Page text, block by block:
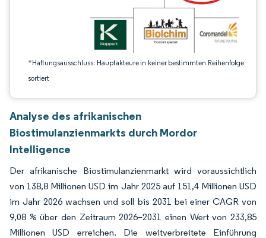
*Haftungsausschluss: Hauptakteure in keiner bestimmten Reihenfolge
sortiert
Analyse des afrikanischen
Biostimulanzienmarkts durch Mordor
Intelligence
Der afrikanische Biostimulanzienmarkt wird voraussichtlich
von 138,8 Millionen USD im Jahr 2025 auf 151,4 Millionen USD
im Jahr 2026 wachsen und soll bis 2031 bei einer CAGR von
9,08 % über den Zeitraum 2026–2031 einen Wert von 233,85
Millionen USD erreichen. Die weitverbreitete Einführung